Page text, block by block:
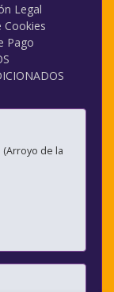
Legal
Cookies
Pago
(Arroyo de la